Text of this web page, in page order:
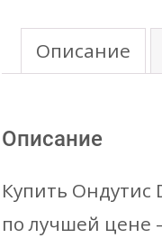
гидро-
+Монтажн.лента
(70м2/
Описание
Описание
Купить Ондутис
по лучшей цене